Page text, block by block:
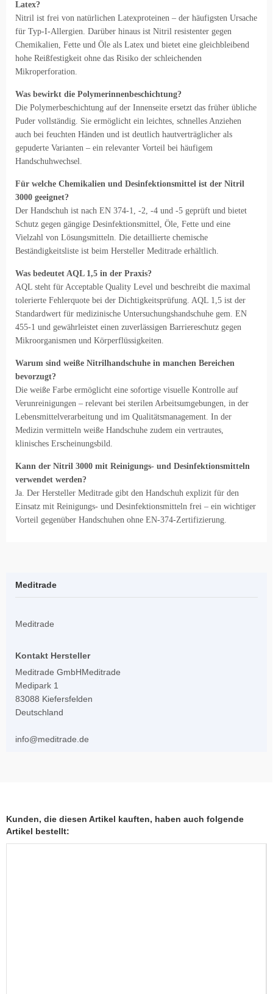
Latex?
Nitril ist frei von natürlichen Latexproteinen – der häufigsten Ursache
für Typ-I-Allergien. Darüber hinaus ist Nitril resistenter gegen
Chemikalien, Fette und Öle als Latex und bietet eine gleichbleibend
hohe Reißfestigkeit ohne das Risiko der schleichenden
Mikroperforation.
Was bewirkt die Polymerinnenbeschichtung?
Die Polymerbeschichtung auf der Innenseite ersetzt das früher übliche
Puder vollständig. Sie ermöglicht ein leichtes, schnelles Anziehen
auch bei feuchten Händen und ist deutlich hautverträglicher als
gepuderte Varianten – ein relevanter Vorteil bei häufigem
Handschuhwechsel.
Für welche Chemikalien und Desinfektionsmittel ist der Nitril
3000 geeignet?
Der Handschuh ist nach EN 374-1, -2, -4 und -5 geprüft und bietet
Schutz gegen gängige Desinfektionsmittel, Öle, Fette und eine
Vielzahl von Lösungsmitteln. Die detaillierte chemische
Beständigkeitsliste ist beim Hersteller Meditrade erhältlich.
Was bedeutet AQL 1,5 in der Praxis?
AQL steht für Acceptable Quality Level und beschreibt die maximal
tolerierte Fehlerquote bei der Dichtigkeitsprüfung. AQL 1,5 ist der
Standardwert für medizinische Untersuchungshandschuhe gem. EN
455-1 und gewährleistet einen zuverlässigen Barriereschutz gegen
Mikroorganismen und Körperflüssigkeiten.
Warum sind weiße Nitrilhandschuhe in manchen Bereichen
bevorzugt?
Die weiße Farbe ermöglicht eine sofortige visuelle Kontrolle auf
Verunreinigungen – relevant bei sterilen Arbeitsumgebungen, in der
Lebensmittelverarbeitung und im Qualitätsmanagement. In der
Medizin vermitteln weiße Handschuhe zudem ein vertrautes,
klinisches Erscheinungsbild.
Kann der Nitril 3000 mit Reinigungs- und Desinfektionsmitteln
verwendet werden?
Ja. Der Hersteller Meditrade gibt den Handschuh explizit für den
Einsatz mit Reinigungs- und Desinfektionsmitteln frei – ein wichtiger
Vorteil gegenüber Handschuhen ohne EN-374-Zertifizierung.
Meditrade
Meditrade
Kontakt Hersteller
Meditrade GmbHMeditrade
Medipark 1
83088 Kiefersfelden
Deutschland
info@meditrade.de
Kunden, die diesen Artikel kauften, haben auch folgende
Artikel bestellt: